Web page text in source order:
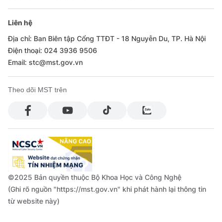
Liên hệ
Địa chỉ: Ban Biên tập Cổng TTĐT - 18 Nguyễn Du, TP. Hà Nội
Điện thoại: 024 3936 9506
Email: stc@mst.gov.vn
Theo dõi MST trên
©2025 Bản quyền thuộc Bộ Khoa Học và Công Nghệ
(Ghi rõ nguồn "https://mst.gov.vn" khi phát hành lại thông tin
từ website này)